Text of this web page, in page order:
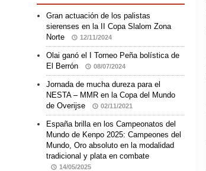
Gran actuación de los palistas
sierenses en la II Copa Slalom Zona
Norte
12/11/2024
Olai ganó el I Torneo Peña bolística de
El Berrón
08/07/2024
Jornada de mucha dureza para el
NESTA – MMR en la Copa del Mundo
de Overijse
02/11/2021
España brilla en los Campeonatos del
Mundo de Kenpo 2025: Campeones del
Mundo, Oro absoluto en la modalidad
tradicional y plata en combate
14/05/2025